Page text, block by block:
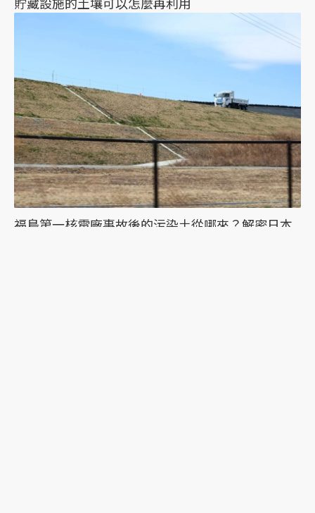
福島第一核電廠事故後的污染土從哪來？解密日本